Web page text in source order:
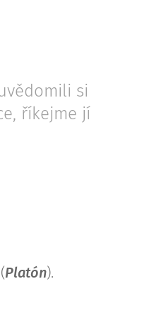
si
říkejme jí
Platón).